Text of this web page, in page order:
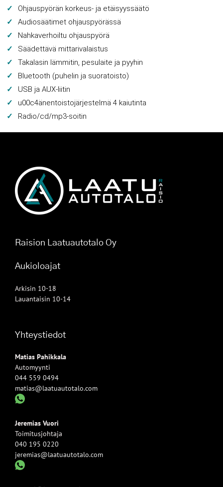
Ohjauspyörän korkeus- ja etäisyyssäätö
Audiosäätimet ohjauspyörässä
Nahkaverhoiltu ohjauspyörä
Säädettävä mittarivalaistus
Takalasin lämmitin, pesulaite ja pyyhin
Bluetooth (puhelin ja suoratoisto)
USB ja AUX-liitin
u00c4änentoistojärjestelmä 4 kaiutinta
Radio/cd/mp3-soitin
Raision Laatuautotalo Oy
Aukioloajat
Arkisin 10-18
Lauantaisin 10-14
Yhteystiedot
Matias Pahikkala
Automyynti
044 559 0494
matias@laatuautotalo.com
Jeremias Vuori
Toimitusjohtaja
040 195 0220
jeremias@laatuautotalo.com